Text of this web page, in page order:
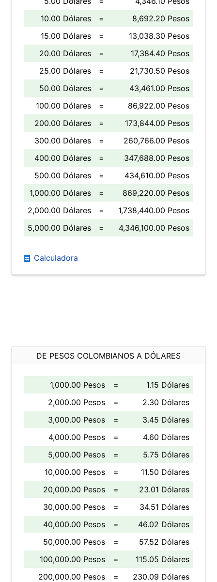
10.00 Dólares
=
8,692.20 Pesos
15.00 Dólares
=
13,038.30 Pesos
20.00 Dólares
=
17,384.40 Pesos
25.00 Dólares
=
21,730.50 Pesos
50.00 Dólares
=
43,461.00 Pesos
100.00 Dólares
=
86,922.00 Pesos
200.00 Dólares
=
173,844.00 Pesos
300.00 Dólares
=
260,766.00 Pesos
400.00 Dólares
=
347,688.00 Pesos
500.00 Dólares
=
434,610.00 Pesos
1,000.00 Dólares
=
869,220.00 Pesos
2,000.00 Dólares
=
1,738,440.00 Pesos
5,000.00 Dólares
= 4,346,100.00 Pesos
Calculadora
DE PESOS COLOMBIANOS A DÓLARES
1,000.00 Pesos =
1.15 Dólares
2,000.00 Pesos
=
2.30 Dólares
3,000.00 Pesos
=
3.45 Dólares
4,000.00 Pesos
=
4.60 Dólares
5,000.00 Pesos
=
5.75 Dólares
10,000.00 Pesos
=
11.50 Dólares
20,000.00 Pesos
=
23.01 Dólares
30,000.00 Pesos
=
34.51 Dólares
40,000.00 Pesos
=
46.02 Dólares
50,000.00 Pesos
=
57.52 Dólares
100,000.00 Pesos
=
115.05 Dólares
200,000.00 Pesos
= 230.09 Dólares